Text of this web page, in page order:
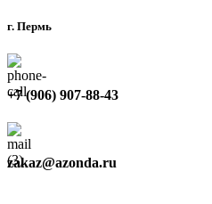
г. Пермь
+7 (906) 907-88-43
zakaz@azonda.ru